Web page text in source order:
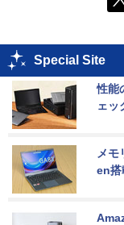
Special Site
性能
ェッ
メモ
en搭